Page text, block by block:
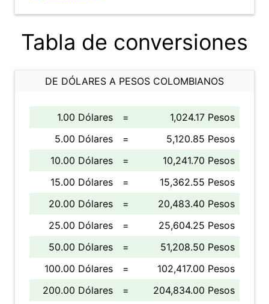
Tabla de conversiones
DE DÓLARES A PESOS COLOMBIANOS
1.00 Dólares =
1,024.17 Pesos
5.00 Dólares
=
5,120.85 Pesos
10.00 Dólares
=
10,241.70 Pesos
15.00 Dólares
=
15,362.55 Pesos
20.00 Dólares
=
20,483.40 Pesos
25.00 Dólares
=
25,604.25 Pesos
50.00 Dólares
=
51,208.50 Pesos
100.00 Dólares
=
102,417.00 Pesos
200.00 Dólares
=
204,834.00 Pesos